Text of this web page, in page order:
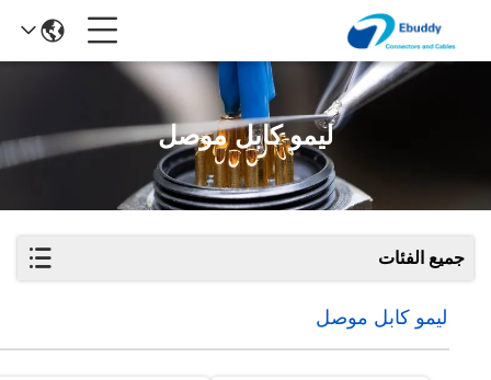
ليمو كابل موصل
جميع الفئات
ليمو كابل موصل